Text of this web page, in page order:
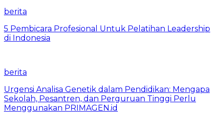
berita
5 Pembicara Profesional Untuk Pelatihan Leadership
di Indonesia
berita
Urgensi Analisa Genetik dalam Pendidikan: Mengapa
Sekolah, Pesantren, dan Perguruan Tinggi Perlu
Menggunakan PRIMAGEN.id